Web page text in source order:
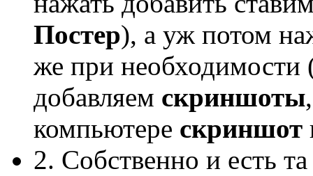
Постер), а уж потом
же при необходимости
добавляем скриншоты
компьютере скриншот
2. Собственно и есть